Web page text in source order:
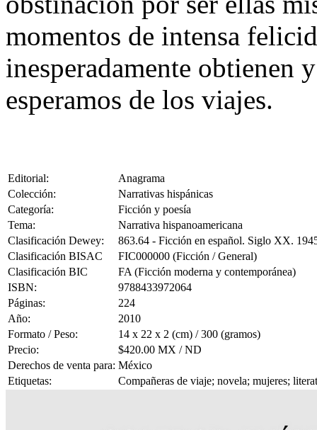
momentos de intensa
inesperadamente obtienen
esperamos de los viajes.
Editorial:
Anagrama
Colección:
Narrativas hispánicas
Categoría:
Ficción y poesía
Tema:
Narrativa hispanoamericana
Clasificación Dewey:
863.64 - Ficción en español. Siglo XX.
Clasificación BISAC
FIC000000 (Ficción / General)
Clasificación BIC
FA (Ficción moderna y contemporánea)
ISBN:
9788433972064
Páginas:
224
Año:
2010
Formato / Peso:
14 x 22 x 2 (cm) / 300 (gramos)
Precio:
$420.00 MX / ND
Derechos de venta para: México
Etiquetas:
Compañeras de viaje; novela; mujeres;